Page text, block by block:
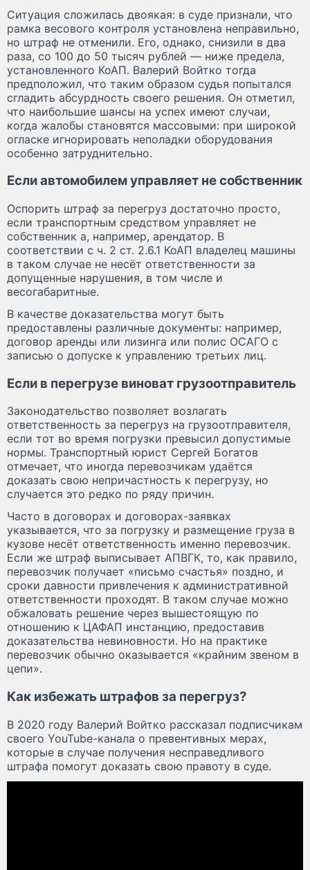
Ситуация сложилась двоякая: в суде признали, что
рамка весового контроля установлена неправильно,
но штраф не отменили. Его, однако, снизили в два
раза, со 100 до 50 тысяч рублей — ниже предела,
установленного КоАП. Валерий Войтко тогда
предположил, что таким образом судья попытался
сгладить абсурдность своего решения. Он отметил,
что наибольшие шансы на успех имеют случаи,
когда жалобы становятся массовыми: при широкой
огласке игнорировать неполадки оборудования
особенно затруднительно.
Если автомобилем управляет не собственник
Оспорить штраф за перегруз достаточно просто,
если транспортным средством управляет не
собственник а, например, арендатор. В
соответствии с ч. 2 ст. 2.6.1 КоАП владелец машины
в таком случае не несёт ответственности за
допущенные нарушения, в том числе и
весогабаритные.
В качестве доказательства могут быть
предоставлены различные документы: например,
договор аренды или лизинга или полис ОСАГО с
записью о допуске к управлению третьих лиц.
Если в перегрузе виноват грузоотправитель
Законодательство позволяет возлагать
ответственность за перегруз на грузоотправителя,
если тот во время погрузки превысил допустимые
нормы. Транспортный юрист Сергей Богатов
отмечает, что иногда перевозчикам удаётся
доказать свою непричастность к перегрузу, но
случается это редко по ряду причин.
Часто в договорах и договорах-заявках
указывается, что за погрузку и размещение груза в
кузове несёт ответственность именно перевозчик.
Если же штраф выписывает АПВГК, то, как правило,
перевозчик получает «письмо счастья» поздно, и
сроки давности привлечения к административной
ответственности проходят. В таком случае можно
обжаловать решение через вышестоящую по
отношению к ЦАФАП инстанцию, предоставив
доказательства невиновности. Но на практике
перевозчик обычно оказывается «крайним звеном в
цепи».
Как избежать штрафов за перегруз?
В 2020 году Валерий Войтко рассказал подписчикам
своего YouTube-канала о превентивных мерах,
которые в случае получения несправедливого
штрафа помогут доказать свою правоту в суде.